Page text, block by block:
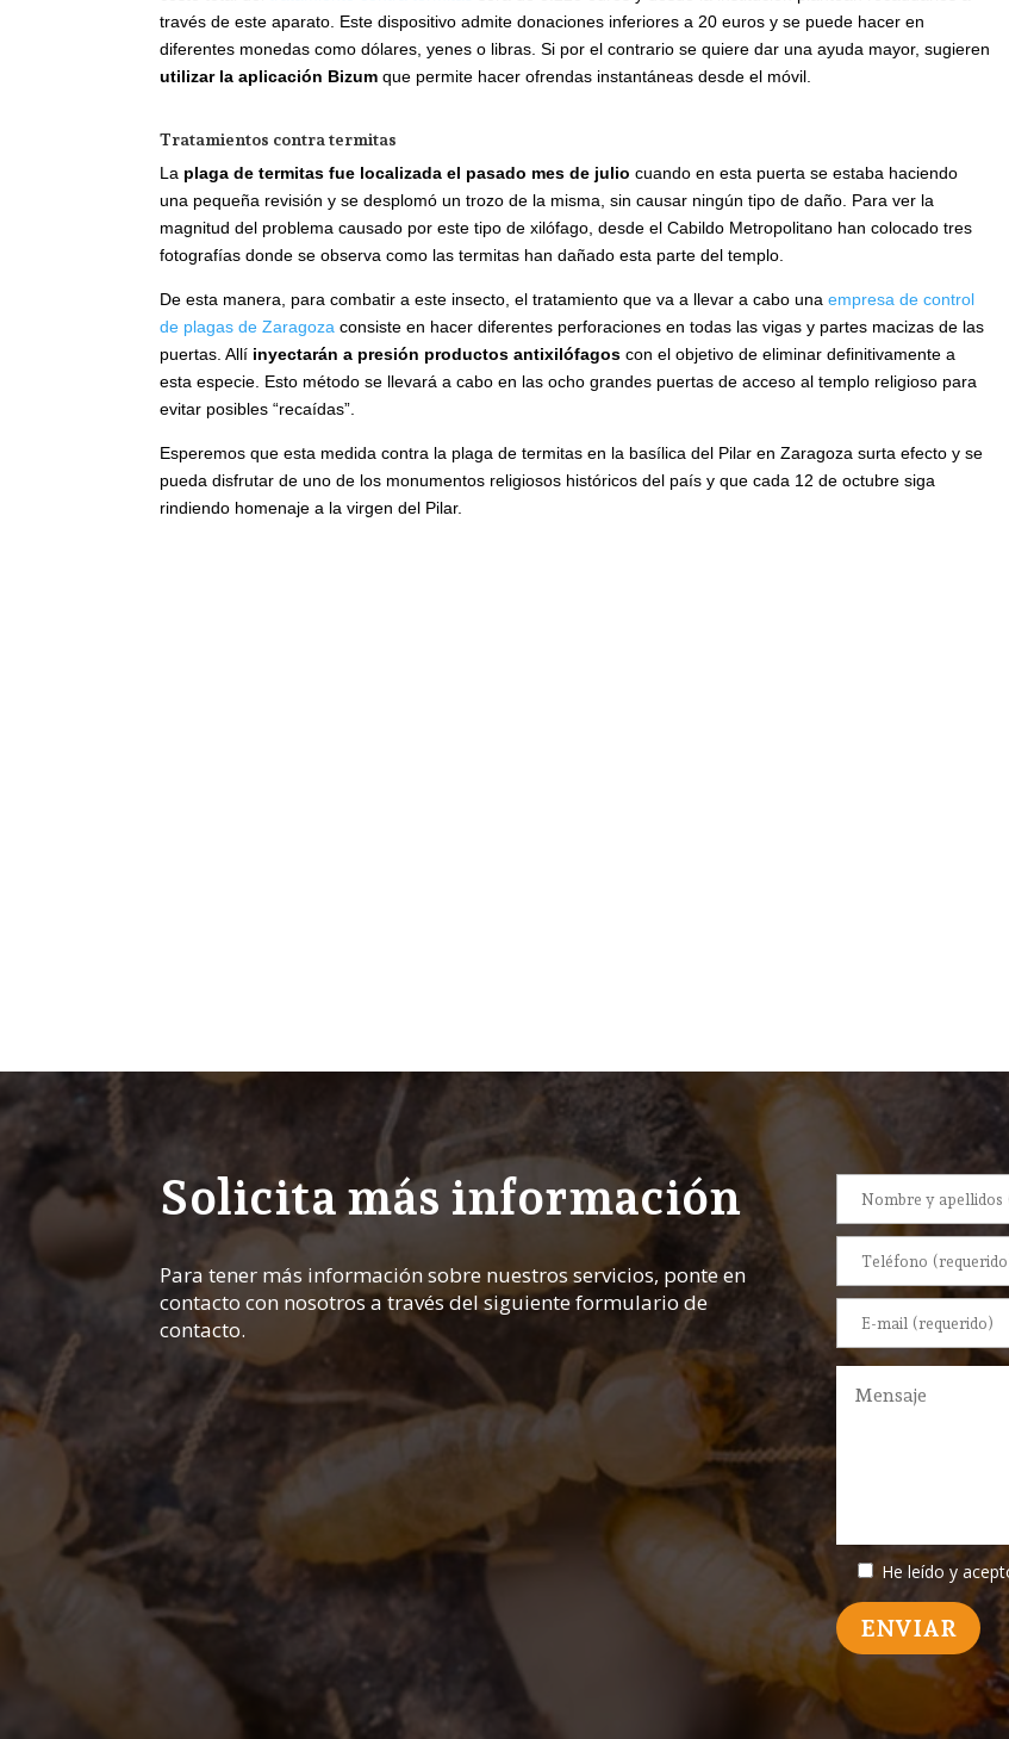
través de este aparato. Este dispositivo admite donaciones inferiores a 20 euros y se puede hacer en
diferentes monedas como dólares, yenes o libras. Si por el contrario se quiere dar una ayuda mayor, sugieren
utilizar la aplicación Bizum que permite hacer ofrendas instantáneas desde el móvil.
Tratamientos contra termitas
La plaga de termitas fue localizada el pasado mes de julio cuando en esta puerta se estaba haciendo
una pequeña revisión y se desplomó un trozo de la misma, sin causar ningún tipo de daño. Para ver la
magnitud del problema causado por este tipo de xilófago, desde el Cabildo Metropolitano han colocado tres
fotografías donde se observa como las termitas han dañado esta parte del templo.
De esta manera, para combatir a este insecto, el tratamiento que va a llevar a cabo unaempresa de control
de plagas de Zaragoza consiste en hacer diferentes perforaciones en todas las vigas y partes macizas de las
puertas. Allí inyectarán a presión productos antixilófagos con el objetivo de eliminar definitivamente a
esta especie. Esto método se llevará a cabo en las ocho grandes puertas de acceso al templo religioso para
evitar posibles “recaídas”.
Esperemos que esta medida contra la plaga de termitas en la basílica del Pilar en Zaragoza surta efecto y se
pueda disfrutar de uno de los monumentos religiosos históricos del país y que cada 12 de octubre siga
rindiendo homenaje a la virgen del Pilar.
Solicita más información
Para tener más información sobre nuestros servicios, ponte en
contacto con nosotros a través del siguiente formulario de
contacto.
He leído y